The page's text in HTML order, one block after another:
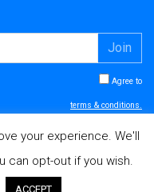
Join
Agree to
terms & conditions.
your experience. We'll
can opt-out if you wish.
ACCEPT